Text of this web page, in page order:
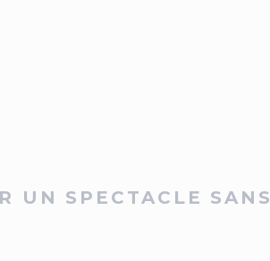
UN SPECTACLE SANS